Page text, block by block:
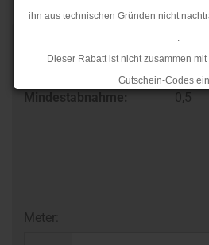
ihn aus technischen Gründen nicht
.
Dieser Rabatt ist nicht zusammen
Gutschein-Codes
.
Rückstaus kann es jedoch zu
Mindestabnahme:
0,5
Meter: